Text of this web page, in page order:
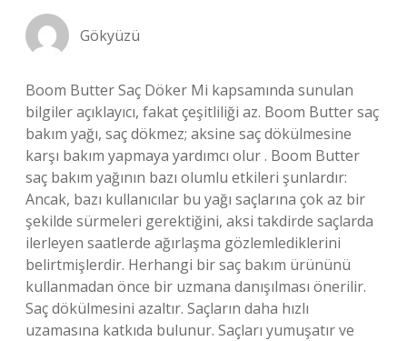
Gökyüzü
Boom Butter Saç Döker Mi kapsamında sunulan
bilgiler açıklayıcı, fakat çeşitliliği az. Boom Butter saç
bakım yağı, saç dökmez; aksine saç dökülmesine
karşı bakım yapmaya yardımcı olur . Boom Butter
saç bakım yağının bazı olumlu etkileri şunlardır:
Ancak, bazı kullanıcılar bu yağı saçlarına çok az bir
şekilde sürmeleri gerektiğini, aksi takdirde saçlarda
ilerleyen saatlerde ağırlaşma gözlemlediklerini
belirtmişlerdir. Herhangi bir saç bakım ürününü
kullanmadan önce bir uzmana danışılması önerilir.
Saç dökülmesini azaltır. Saçların daha hızlı
uzamasına katkıda bulunur. Saçları yumuşatır ve